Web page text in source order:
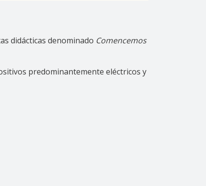
didácticas denominado Comencemos
predominantemente eléctricos y